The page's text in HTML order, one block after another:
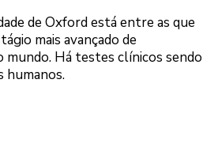
de Oxford está entre as que
mais avançado de
Há testes clínicos sendo
humanos.